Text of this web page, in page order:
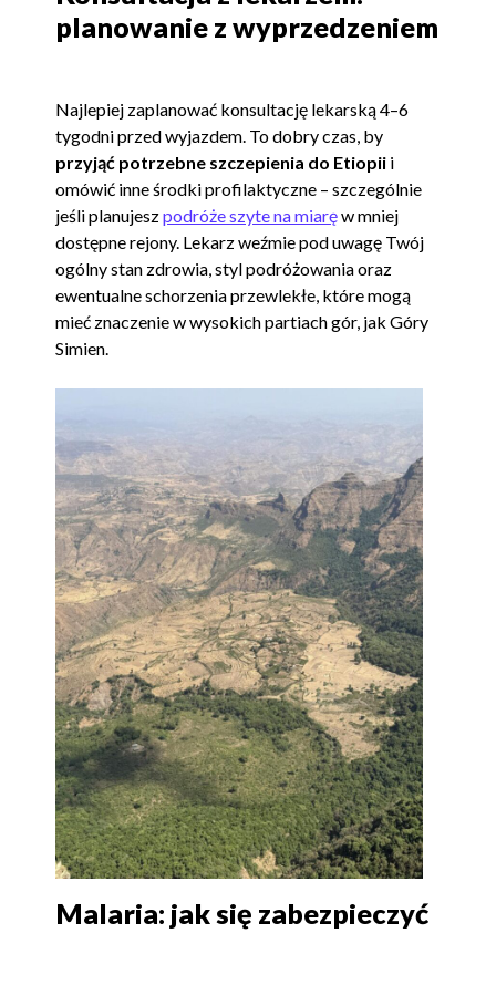
planowanie z wyprzedzeniem
Najlepiej zaplanować konsultację lekarską 4–6
tygodni przed wyjazdem. To dobry czas, by
przyjąć potrzebne szczepienia do Etiopii i
omówić inne środki profilaktyczne – szczególnie
jeśli planujeszpodróże szyte na miaręw mniej
dostępne rejony. Lekarz weźmie pod uwagę Twój
ogólny stan zdrowia, styl podróżowania oraz
ewentualne schorzenia przewlekłe, które mogą
mieć znaczenie w wysokich partiach gór, jak Góry
Simien.
Malaria: jak się zabezpieczyć